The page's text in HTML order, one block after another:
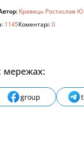
Кравець Ростислав
1145Коментарі:0
мережах:
group